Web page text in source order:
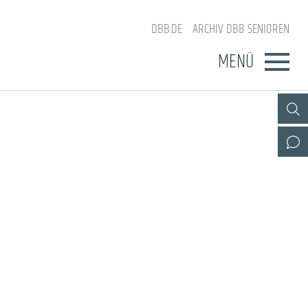
DBB.DE ARCHIV DBB SENIOREN
MENÜ